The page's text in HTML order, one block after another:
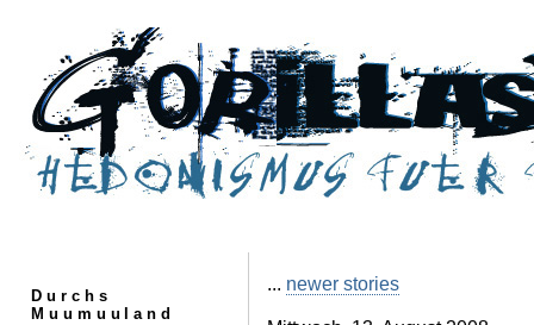
Durchs
Muumuuland
... newer stories